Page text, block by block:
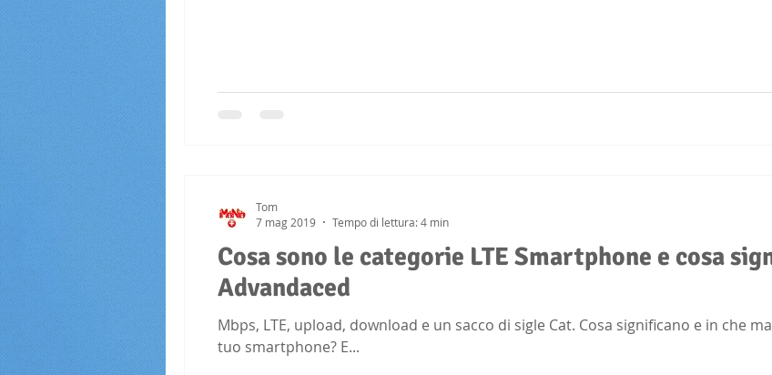
Cosa sono le categorie LTE Smartphone e cosa
Advandaced
Mbps, LTE, upload, download e un sacco di sigle Cat. Cosa significano e in che
tuo smartphone? E...
Tom
7 mag 2019
Tempo di lettura: 4 min